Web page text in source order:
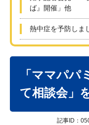
ば』開催」他
熱中症を予防しま
「ママパパ
て相談会」
記事ID：